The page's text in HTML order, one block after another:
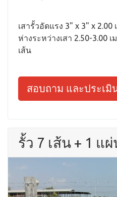
เสารั้วอัดแรง 3" x 3" x 2.00
ห่างระหว่างเสา 2.50-3.00
เส้น
สอบถาม และประเมิ
รั้ว 7 เส้น + 1 แ